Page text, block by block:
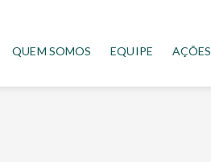
QUEM SOMOS EQUIPE AÇÕES